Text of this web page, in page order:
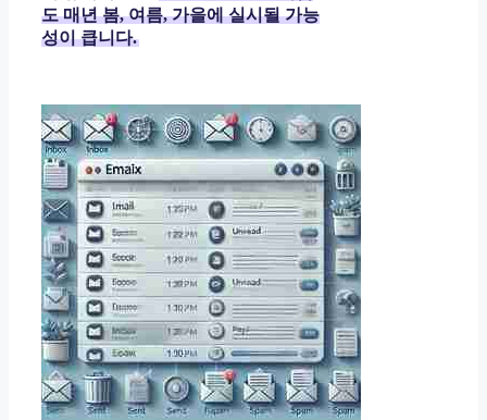
도 매년 봄, 여름, 가을에 실시될 가능
성이 큽니다.